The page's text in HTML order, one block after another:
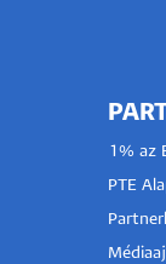
1% az
PTE